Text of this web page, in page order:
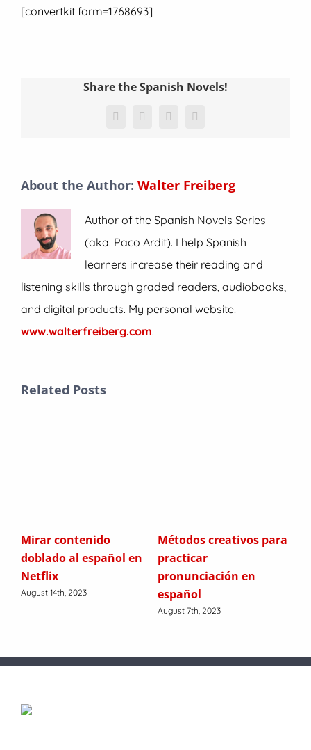
[convertkit form=1768693]
Share the Spanish Novels!
Facebook
X WhatsApp
Email
About the Author: Walter Freiberg
Author of the Spanish Novels Series
(aka. Paco Ardit). I help Spanish
learners increase their reading and
listening skills through graded readers, audiobooks,
and digital products. My personal website:
www.walterfreiberg.com.
Related Posts
Mirar contenido
doblado al español en
Netflix
August 14th, 2023
Métodos creativos para
practicar
pronunciación en
español
August 7th, 2023